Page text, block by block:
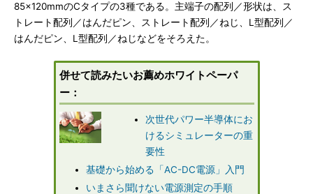
85×120mmのCタイプの3種である。主端子の配列／形状は、ス
トレート配列／はんだピン、ストレート配列／ねじ、L型配列／
はんだピン、L型配列／ねじなどをそろえた。
併せて読みたいお薦めホワイトペーパ
ー：
次世代パワー半導体にお
けるシミュレーターの重
要性
基礎から始める「AC-DC電源」入門
いまさら聞けない電源測定の手順